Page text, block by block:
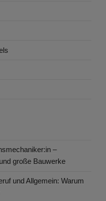
–
große Bauwerke
und Allgemein: Warum